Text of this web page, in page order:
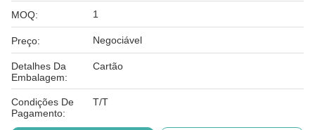
MOQ: 1
Preço: Negociável
Detalhes Da
Embalagem:
Cartão
Condições De
Pagamento:
T/T